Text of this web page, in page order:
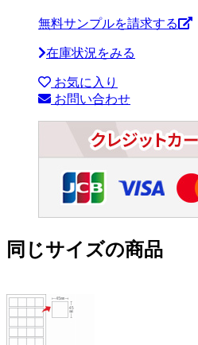
無料サンプルを請求する
在庫状況をみる
お気に入り
お問い合わせ
同じサイズの商品